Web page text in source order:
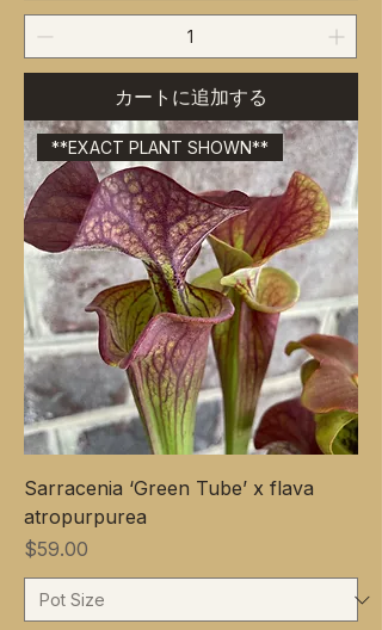
カートに追加する
**EXACT PLANT SHOWN**
Sarracenia ‘Green Tube’ x flava
atropurpurea
価格
$59.00